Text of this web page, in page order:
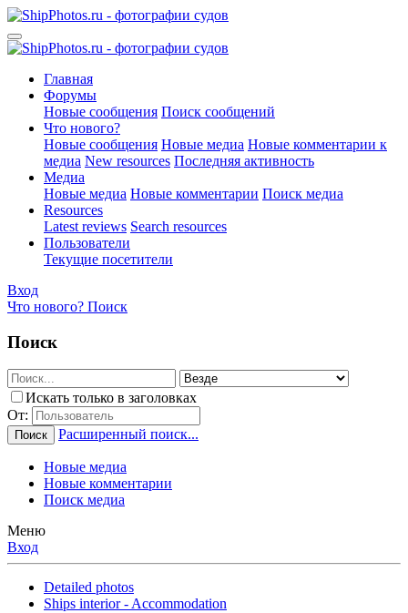
Главная
Форумы
Новые сообщения Поиск сообщений
Что нового?
Новые сообщения Новые медиа Новые комментарии к
медиа New resources Последняя активность
Медиа
Новые медиа Новые комментарии Поиск медиа
Resources
Latest reviews Search resources
Пользователи
Текущие посетители
Вход
Что нового? Поиск
Поиск
Искать только в заголовках
От:
Поиск Расширенный поиск...
Новые медиа
Новые комментарии
Поиск медиа
Меню
Вход
Detailed photos
Ships interior - Accommodation